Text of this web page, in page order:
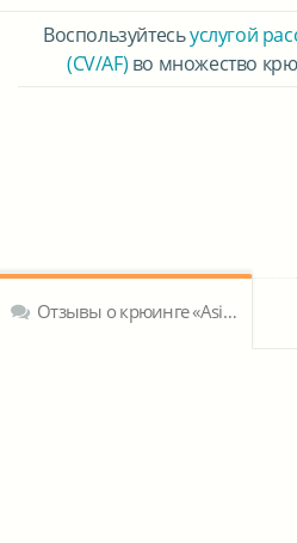
Воспользуйтесьуслугой
(CV/AF) во множество
Отзывы о крюинге «Asia Pacific Superyachts Co Ltd Phuket, Thailand»